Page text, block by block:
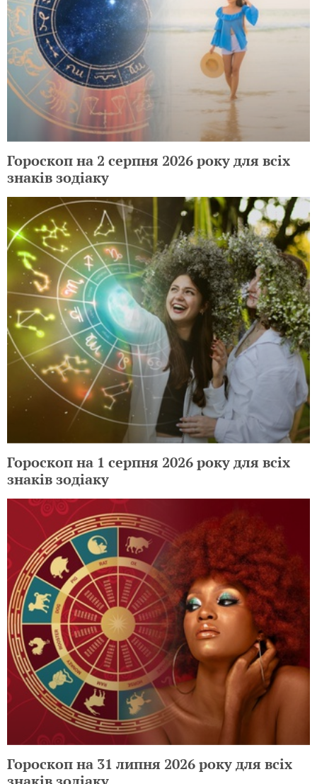
Гороскоп на 2 серпня 2026 року для всіх
знаків зодіаку
Гороскоп на 1 серпня 2026 року для всіх
знаків зодіаку
Гороскоп на 31 липня 2026 року для всіх